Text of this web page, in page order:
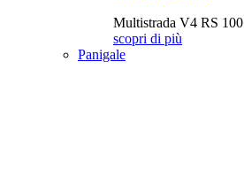
Multistrada V4 RS 100
scopri di più
Panigale